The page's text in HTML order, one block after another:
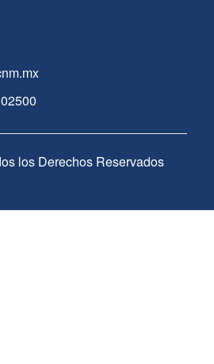
los Derechos Reservados